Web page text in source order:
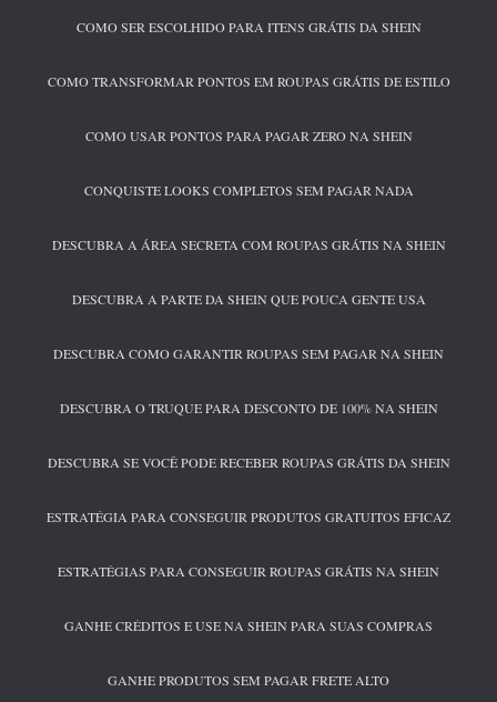
COMO SER ESCOLHIDO PARA ITENS GRÁTIS DA SHEIN
COMO TRANSFORMAR PONTOS EM ROUPAS GRÁTIS DE ESTILO
COMO USAR PONTOS PARA PAGAR ZERO NA SHEIN
CONQUISTE LOOKS COMPLETOS SEM PAGAR NADA
DESCUBRA A ÁREA SECRETA COM ROUPAS GRÁTIS NA SHEIN
DESCUBRA A PARTE DA SHEIN QUE POUCA GENTE USA
DESCUBRA COMO GARANTIR ROUPAS SEM PAGAR NA SHEIN
DESCUBRA O TRUQUE PARA DESCONTO DE 100% NA SHEIN
DESCUBRA SE VOCÊ PODE RECEBER ROUPAS GRÁTIS DA SHEIN
ESTRATÉGIA PARA CONSEGUIR PRODUTOS GRATUITOS EFICAZ
ESTRATÉGIAS PARA CONSEGUIR ROUPAS GRÁTIS NA SHEIN
GANHE CRÉDITOS E USE NA SHEIN PARA SUAS COMPRAS
GANHE PRODUTOS SEM PAGAR FRETE ALTO